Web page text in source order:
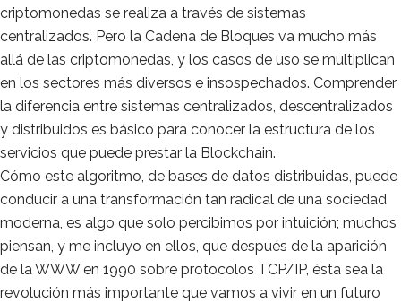
criptomonedas se realiza a través de sistemas
centralizados. Pero la Cadena de Bloques va mucho más
allá de las criptomonedas, y los casos de uso se multiplican
en los sectores más diversos e insospechados. Comprender
la diferencia entre sistemas centralizados, descentralizados
y distribuidos es básico para conocer la estructura de los
servicios que puede prestar la Blockchain.
Cómo este algoritmo, de bases de datos distribuidas, puede
conducir a una transformación tan radical de una sociedad
moderna, es algo que solo percibimos por intuición; muchos
piensan, y me incluyo en ellos, que después de la aparición
de la WWW en 1990 sobre protocolos TCP/IP, ésta sea la
revolución más importante que vamos a vivir en un futuro